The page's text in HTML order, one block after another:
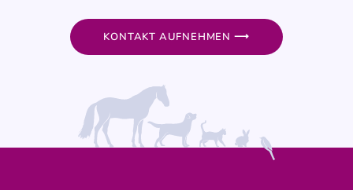
KONTAKT AUFNEHMEN ⟶